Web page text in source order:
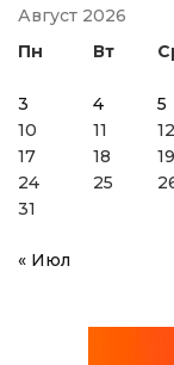
Август 2026
Пн
Вт
3
4 5
10
11 12
17
18 19
24
25
31
« Июл